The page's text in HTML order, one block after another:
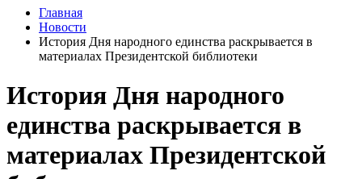
Главная
Новости
История Дня народного единства раскрывается в
материалах Президентской библиотеки
История Дня народного
единства раскрывается в
материалах Президентской